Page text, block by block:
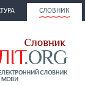
СЛОВНИК